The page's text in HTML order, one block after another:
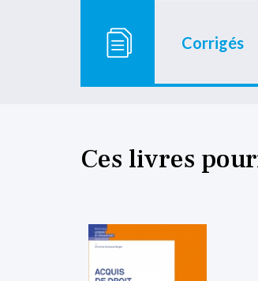
Corrigés
Ces livres